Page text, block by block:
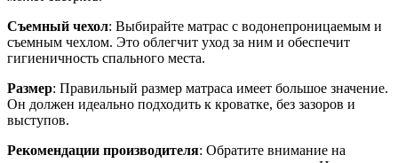
Съемный чехол: Выбирайте матрас с водонепроницаемым и
съемным чехлом. Это облегчит уход за ним и обеспечит
гигиеничность спального места.
Размер: Правильный размер матраса имеет большое значение.
Он должен идеально подходить к кроватке, без зазоров и
выступов.
Рекомендации производителя: Обратите внимание на